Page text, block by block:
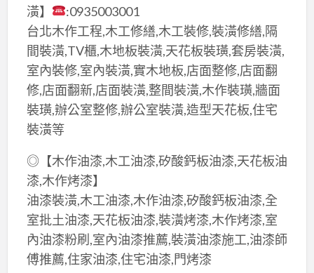
潢】
:0935003001
台北木作工程,木工修繕,木工裝修,裝潢修繕,隔
間裝潢,TV櫃,木地板裝潢,天花板裝璜,套房裝潢,
室內裝修,室內裝潢,實木地板,店面整修,店面翻
修,店面翻新,店面裝潢,整間裝潢,木作裝璜,牆面
裝璜,辦公室整修,辦公室裝潢,造型天花板,住宅
裝潢等
◎【木作油漆,木工油漆,矽酸鈣板油漆,天花板油
漆,木作烤漆】
油漆裝潢,木工油漆,木作油漆,矽酸鈣板油漆,全
室批土油漆,天花板油漆,裝潢烤漆,木作烤漆,室
內油漆粉刷,室內油漆推薦,裝潢油漆施工,油漆師
傅推薦,住家油漆,住宅油漆,門烤漆